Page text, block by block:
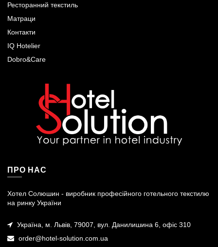
Ресторанний текстиль
Матраци
Контакти
IQ Hotelier
Dobro&Care
ПРО НАС
Хотел Солюшин - виробник професійного готельного текстилю
на ринку України
Україна, м. Львів, 79007, вул. Данилишина 6, офіс 310
order@hotel-solution.com.ua